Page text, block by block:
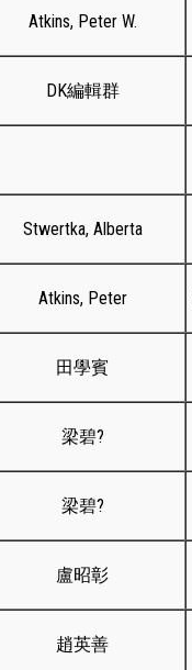
Atkins, Peter W.
DK編輯群
Stwertka, Alberta
Atkins, Peter
田學賓
梁碧?
梁碧?
盧昭彰
趙英善